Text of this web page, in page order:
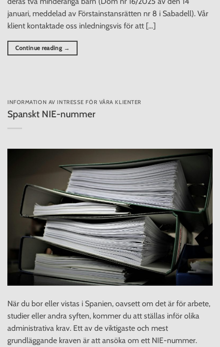
januari, meddelad av Förstainstansrätten nr 8 i Sabadell). Vår
klient kontaktade oss inledningsvis för att […]
Continue reading →
INFORMATION AV INTRESSE FÖR VÅRA KLIENTER
Spanskt NIE-nummer
När du bor eller vistas i Spanien, oavsett om det är för arbete,
studier eller andra syften, kommer du att ställas inför olika
administrativa krav. Ett av de viktigaste och mest
grundläggande kraven är att ansöka om ett NIE-nummer.